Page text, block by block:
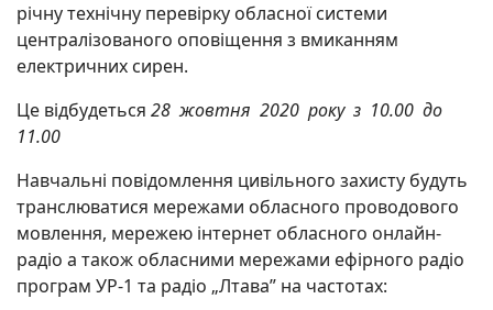
річну технічну перевірку обласної системи
централізованого оповіщення з вмиканням
електричних сирен.
Це відбудеться 28 жовтня 2020 року з 10.00 до
11.00
Навчальні повідомлення цивільного захисту будуть
транслюватися мережами обласного проводового
мовлення, мережею інтернет обласного онлайн-
радіо а також обласними мережами ефірного радіо
програм УР-1 та радіо „Лтава” на частотах: